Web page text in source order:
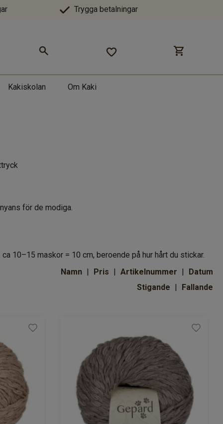
Trygga betalningar
Kakiskolan Om Kaki
för de modiga.
10–15 maskor = 10 cm, beroende på hur hårt du stickar.
Namn
Pris Artikelnummer
Datum
Stigande
Fallande